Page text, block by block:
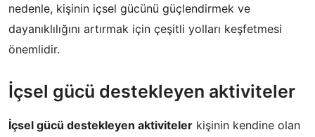
nedenle, kişinin içsel gücünü güçlendirmek ve
dayanıklılığını artırmak için çeşitli yolları keşfetmesi
önemlidir.
İçsel gücü destekleyen aktiviteler
İçsel gücü destekleyen aktiviteler kişinin kendine olan